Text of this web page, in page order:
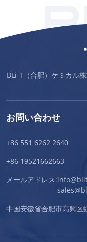
BLi-T（合肥）ケミカル
お問い合わせ
+86 551 6262 2640
+86 19521662663
メールアドレス:
中国安徽省合肥市高興